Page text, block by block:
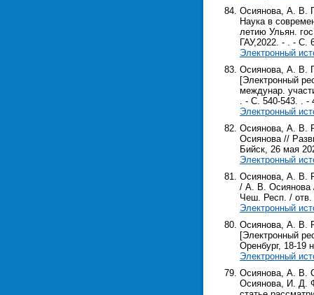
Осиянова, А. В.
Наука в
летию Ульян.
ГАУ,2022. - . - С.
Электронный
Осиянова, А. В.
[Электронный
междунар.
. - С. 540-543. . -
Электронный
Осиянова, А. В.
Осиянова //
Бийск, 26 мая
Электронный
Осиянова, А. В.
/ А. В. Осиянова
Чеш. Респ. /
Электронный
Осиянова, А. В.
[Электронный
Оренбург, 18-19
Электронный
Осиянова, А. В.
Осиянова, И. Д.